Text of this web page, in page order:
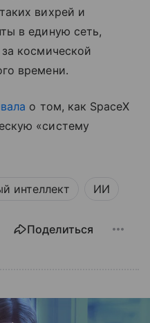
вихрей и
в единую сеть,
космической
времени.
о том, как SpaceX
«систему
интеллект ИИ
Поделиться